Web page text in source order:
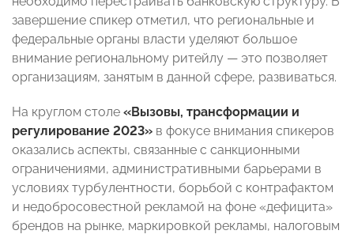
завершение спикер отметил, что региональные и
федеральные органы власти уделяют большое
внимание региональному ритейлу — это позволяет
организациям, занятым в данной сфере, развиваться.
На круглом столе «Вызовы, трансформации и
регулирование 2023» в фокусе внимания спикеров
оказались аспекты, связанные с санкционными
ограничениями, административными барьерами в
условиях турбулентности, борьбой с контрафактом
и недобросовестной рекламой на фоне «дефицита»
брендов на рынке, маркировкой рекламы, налоговым